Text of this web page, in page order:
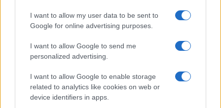
I want to allow my user data to be sent to
Google for online advertising purposes.
I want to allow Google to send me
personalized advertising.
I want to allow Google to enable storage
related to analytics like cookies on web or
device identifiers in apps.
Edoardo Marchesi · 7 Ago 2026